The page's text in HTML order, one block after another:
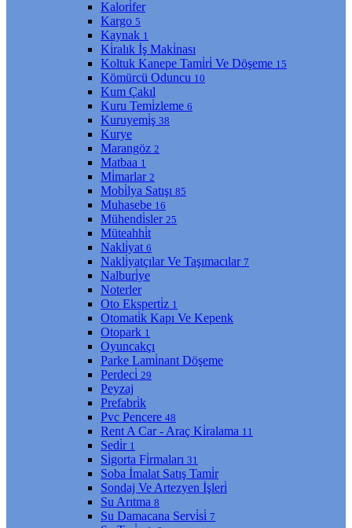
Kalori̇fer
Kargo 5
Kaynak 1
Ki̇ralık İş Maki̇nası
Koltuk Kanepe Tami̇ri̇ Ve Döşeme 15
Kömürcü Oduncu 10
Kum Çakıl
Kuru Temi̇zleme 6
Kuruyemi̇ş 38
Kurye
Marangöz 2
Matbaa 1
Mi̇marlar 2
Mobi̇lya Satışı 85
Muhasebe 16
Mühendi̇sler 25
Müteahhi̇t
Nakli̇yat 6
Nakli̇yatçılar Ve Taşımacılar 7
Nalburi̇ye
Noterler
Oto Eksperti̇z 1
Otomati̇k Kapı Ve Kepenk
Otopark 1
Oyuncakçı
Parke Lami̇nant Döşeme
Perdeci̇ 29
Peyzaj
Prefabri̇k
Pvc Pencere 48
Rent A Car - Araç Ki̇ralama 11
Sedi̇r 1
Si̇gorta Fi̇rmaları 31
Soba İmalat Satış Tami̇r
Sondaj Ve Artezyen İşleri̇
Su Arıtma 8
Su Damacana Servi̇si̇ 7